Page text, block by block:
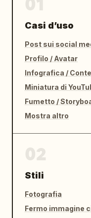
Casi d’uso
Post sui social
Profilo / Avatar
Infografica /
Miniatura di
Fumetto /
Mostra altro
Stili
Fotografia